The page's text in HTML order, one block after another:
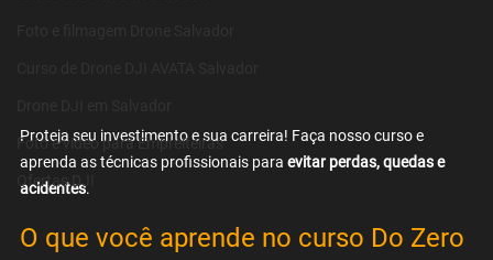
Foto e video para Empreiteiras
Ofertas DJI
Proteja seu investimento e sua carreira! Faça nosso curso e
aprenda as técnicas profissionais para evitar perdas, quedas e
acidentes.
O que você aprende no curso Do Zero